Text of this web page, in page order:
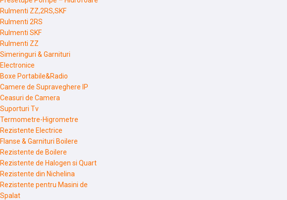
Rulmenti ZZ,2RS,SKF
Rulmenti 2RS
Rulmenti SKF
Rulmenti ZZ
Simeringuri & Garnituri
Electronice
Boxe Portabile&Radio
Camere de Supraveghere IP
Ceasuri de Camera
Suporturi Tv
Termometre-Higrometre
Rezistente Electrice
Flanse & Garnituri Boilere
Rezistente de Boilere
Rezistente de Halogen si Quart
Rezistente din Nichelina
Rezistente pentru Masini de
Spalat